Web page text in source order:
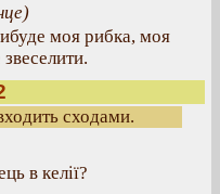
моя рибка, моя
сходами.
в келії?